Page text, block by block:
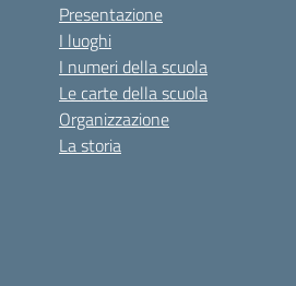
Presentazione
I luoghi
I numeri della scuola
Le carte della scuola
Organizzazione
La storia